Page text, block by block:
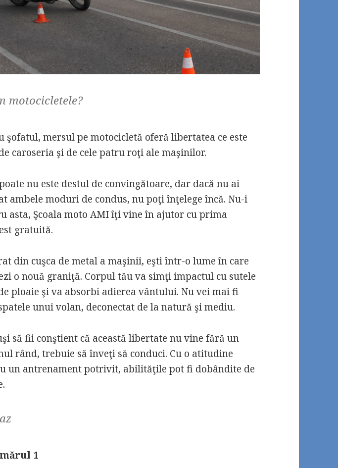
motocicletele?
şofatul, mersul pe motocicletă oferă libertatea ce este
caroseria şi de cele patru roţi ale maşinilor.
nu este destul de convingătoare, dar dacă nu ai
ambele moduri de condus, nu poţi înţelege încă. Nu-i
asta, Şcoala moto AMI îţi vine în ajutor cu prima
gratuită.
din cuşca de metal a maşinii, eşti într-o lume în care
o nouă graniţă. Corpul tău va simţi impactul cu sutele
ploaie şi va absorbi adierea vântului. Nu vei mai fi
unui volan, deconectat de la natură şi mediu.
să fii conştient că această libertate nu vine fără un
rând, trebuie să înveţi să conduci. Cu o atitudine
un antrenament potrivit, abilităţile pot fi dobândite de
1